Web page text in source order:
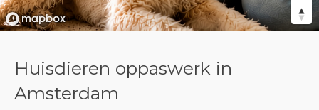
Huisdieren oppaswerk in
Amsterdam